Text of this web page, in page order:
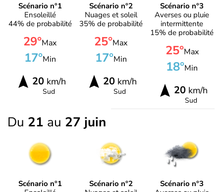
Scénario n°1
Ensoleillé
44% de probabilité
29°Max
17°Min
20km/h
Sud
Scénario n°2
Nuages et soleil
35% de probabilité
25°Max
17°Min
20km/h
Sud
Scénario n°3
Averses ou pluie
intermittente
15% de probabilité
25°Max
18°Min
20 km/h
Sud
Du 21 au 27 juin
Scénario n°1
Scénario n°2
Scénario n°3